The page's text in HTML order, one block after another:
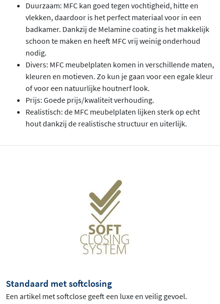
Duurzaam: MFC kan goed tegen vochtigheid, hitte en
vlekken, daardoor is het perfect materiaal voor in een
badkamer. Dankzij de Melamine coating is het makkelijk
schoon te maken en heeft MFC vrij weinig onderhoud
nodig.
Divers: MFC meubelplaten komen in verschillende maten,
kleuren en motieven. Zo kun je gaan voor een egale kleur
of voor een natuurlijke houtnerf look.
Prijs: Goede prijs/kwaliteit verhouding.
Realistisch: de MFC meubelplaten lijken sterk op echt
hout dankzij de realistische structuur en uiterlijk.
Standaard met softclosing
Een artikel met softclose geeft een luxe en veilig gevoel.